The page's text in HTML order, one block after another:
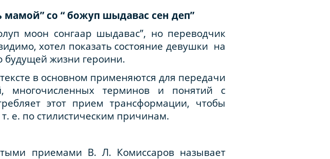
мамой” со “ божуп шыдавас сен деп”
моон сонгаар шыдавас”, но переводчик
хотел показать состояние девушки на
будущей жизни героини.
в основном применяются для передачи
многочисленных терминов и понятий с
этот прием трансформации, чтобы
е. по стилистическим причинам.
приемами В. Л. Комиссаров называет